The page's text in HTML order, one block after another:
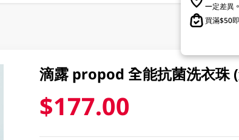
一定差異。
買滿$50
滴露 propod 全能抗菌洗衣珠
$177.00